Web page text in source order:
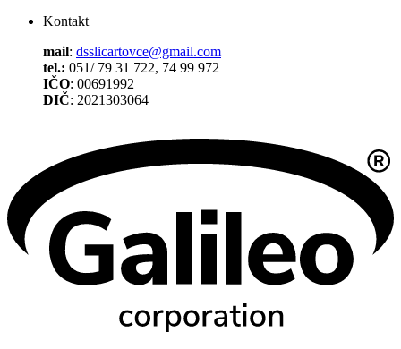
Kontakt
mail: dsslicartovce@gmail.com
tel.: 051/ 79 31 722, 74 99 972
IČO: 00691992
DIČ: 2021303064